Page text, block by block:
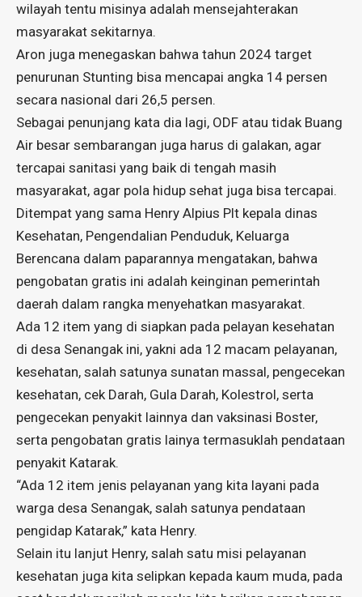
wilayah tentu misinya adalah mensejahterakan
masyarakat sekitarnya.
Aron juga menegaskan bahwa tahun 2024 target
penurunan Stunting bisa mencapai angka 14 persen
secara nasional dari 26,5 persen.
Sebagai penunjang kata dia lagi, ODF atau tidak Buang
Air besar sembarangan juga harus di galakan, agar
tercapai sanitasi yang baik di tengah masih
masyarakat, agar pola hidup sehat juga bisa tercapai.
Ditempat yang sama Henry Alpius Plt kepala dinas
Kesehatan, Pengendalian Penduduk, Keluarga
Berencana dalam paparannya mengatakan, bahwa
pengobatan gratis ini adalah keinginan pemerintah
daerah dalam rangka menyehatkan masyarakat.
Ada 12 item yang di siapkan pada pelayan kesehatan
di desa Senangak ini, yakni ada 12 macam pelayanan,
kesehatan, salah satunya sunatan massal, pengecekan
kesehatan, cek Darah, Gula Darah, Kolestrol, serta
pengecekan penyakit lainnya dan vaksinasi Boster,
serta pengobatan gratis lainya termasuklah pendataan
penyakit Katarak.
“Ada 12 item jenis pelayanan yang kita layani pada
warga desa Senangak, salah satunya pendataan
pengidap Katarak,” kata Henry.
Selain itu lanjut Henry, salah satu misi pelayanan
kesehatan juga kita selipkan kepada kaum muda, pada